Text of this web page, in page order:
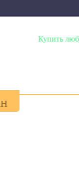
сборку или